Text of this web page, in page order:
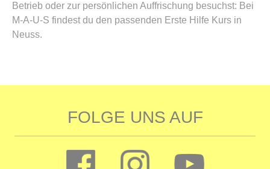
Betrieb oder zur persönlichen Auffrischung besuchst: Bei
M-A-U-S findest du den passenden Erste Hilfe Kurs in
Neuss.
FOLGE UNS AUF